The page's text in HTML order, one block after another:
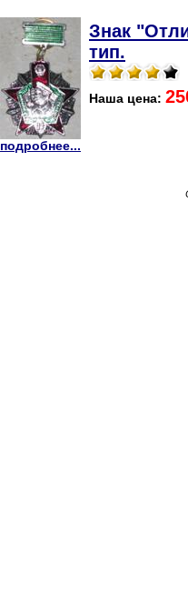
подробнее...
Знак
тип.
Наша цена: